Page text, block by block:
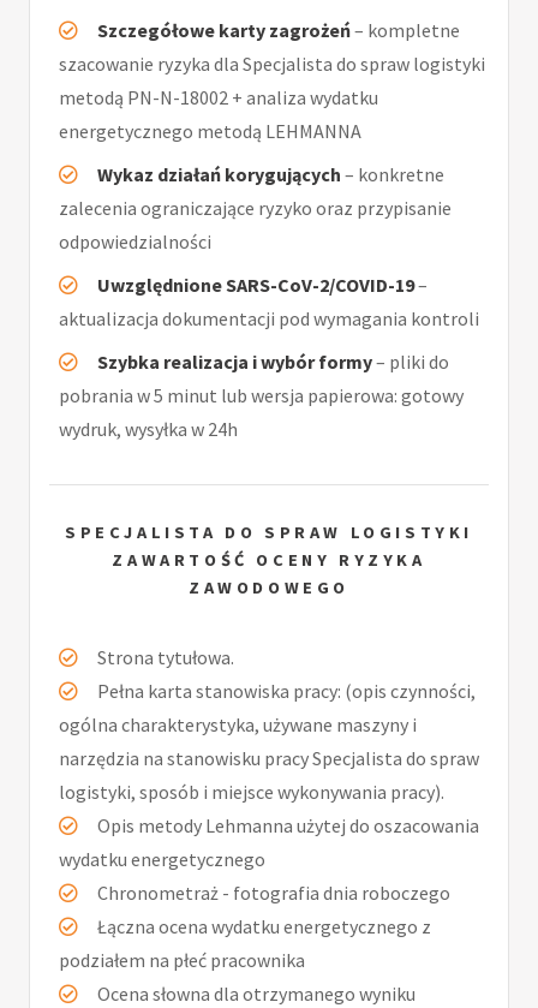
Szczegółowe karty zagrożeń– kompletne
szacowanie ryzyka dla Specjalista do spraw logistyki
metodą PN-N-18002 + analiza wydatku
energetycznego metodą LEHMANNA
Wykaz działań korygujących – konkretne
zalecenia ograniczające ryzyko oraz przypisanie
odpowiedzialności
Uwzględnione SARS-CoV-2/COVID-19–
aktualizacja dokumentacji pod wymagania kontroli
Szybka realizacja i wybór formy– pliki do
pobrania w 5 minut lub wersja papierowa: gotowy
wydruk, wysyłka w 24h
SPECJALISTA DO SPRAW LOGISTYKI
ZAWARTOŚĆ OCENY RYZYKA
ZAWODOWEGO
Strona tytułowa.
Pełna karta stanowiska pracy: (opis czynności,
ogólna charakterystyka, używane maszyny i
narzędzia na stanowisku pracy Specjalista do spraw
logistyki, sposób i miejsce wykonywania pracy).
Opis metody Lehmanna użytej do oszacowania
wydatku energetycznego
Chronometraż - fotografia dnia roboczego
Łączna ocena wydatku energetycznego z
podziałem na płeć pracownika
Ocena słowna dla otrzymanego wyniku